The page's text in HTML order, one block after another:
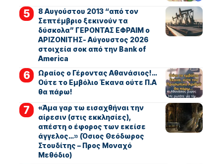
8 Αυγούστου 2013 “από τον
Σεπτέμβριο ξεκινούν τα
δύσκολα” ΓΕΡΟΝΤΑΣ ΕΦΡΑΙΜ ο
ΑΡΙΖΟΝΙΤΗΣ- Αύγουστος 2026
στοιχεία σοκ από την Bank of
America
Ωραίος ο Γέροντας Αθανάσιος!…
Ούτε το Εμβόλιο Έκανα ούτε Π.Α
θα πάρω!
«Άμα γαρ τω εισαχθήναι την
αίρεσιν (στις εκκλησίες),
απέστη ο έφορος των εκείσε
άγγελος…» (Όσιος Θεόδωρος
Στουδίτης – Προς Μοναχό
Μεθόδιο)